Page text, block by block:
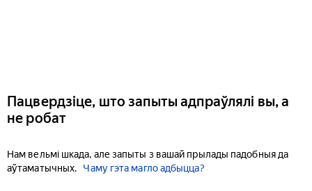
Пацвердзіце, што запыты адпраўлялі вы, а
не робат
Нам вельмі шкада, але запыты з вашай прылады падобныя да
аўтаматычных.
Чаму гэта магло адбыцца?